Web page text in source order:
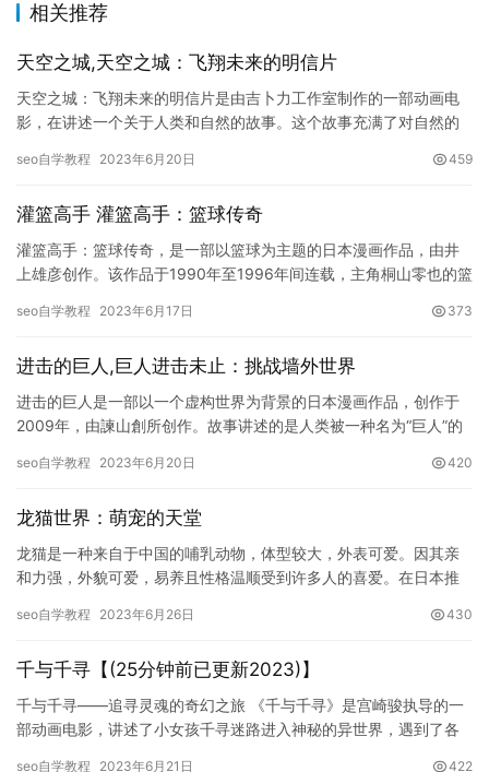
相关推荐
天空之城,天空之城：飞翔未来的明信片
天空之城：飞翔未来的明信片是由吉卜力工作室制作的一部动画电
影，在讲述一个关于人类和自然的故事。这个故事充满了对自然的
永恒的…
seo自学教程 2023年6月20日 459
灌篮高手 灌篮高手：篮球传奇
灌篮高手：篮球传奇，是一部以篮球为主题的日本漫画作品，由井
上雄彦创作。该作品于1990年至1996年间连载，主角桐山零也的篮
seo自学教程 2023年6月17日 373
进击的巨人,巨人进击未止：挑战墙外世界
进击的巨人是一部以一个虚构世界为背景的日本漫画作品，创作于
2009年，由諫山創所创作。故事讲述的是人类被一种名为“巨人”的
seo自学教程 2023年6月20日 420
龙猫世界：萌宠的天堂
龙猫是一种来自于中国的哺乳动物，体型较大，外表可爱。因其亲
和力强，外貌可爱，易养且性格温顺受到许多人的喜爱。在日本推
一部分…
seo自学教程 2023年6月26日 430
千与千寻【(25分钟前已更新2023)】
千与千寻——追寻灵魂的奇幻之旅 《千与千寻》是宫崎骏执导的一
部动画电影，讲述了小女孩千寻迷路进入神秘的异世界，遇到了各
seo自学教程 2023年6月21日 422